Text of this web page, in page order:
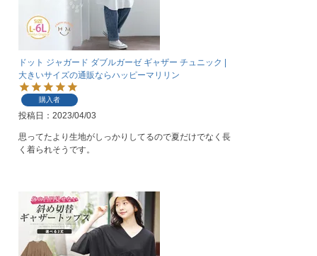
ドット ジャガード ダブルガーゼ ギャザー チュニック |
大きいサイズの通販ならハッピーマリリン
購入者
投稿日 2023/04/03
思ってたより生地がしっかりしてるので夏だけでなく長
く着られそうです。